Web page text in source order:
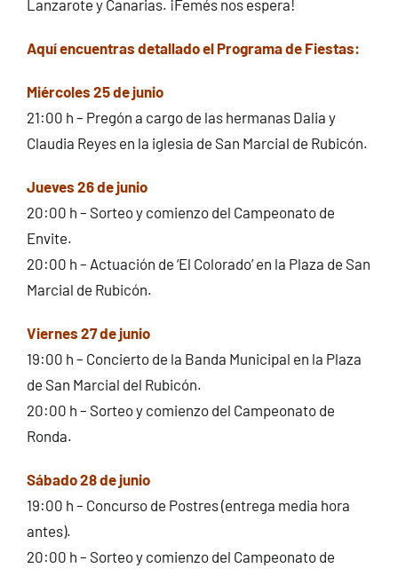
Lanzarote y Canarias. ¡Femés nos espera!
Aquí encuentras detallado el Programa de Fiestas:
Miércoles 25 de junio
21:00 h – Pregón a cargo de las hermanas Dalia y
Claudia Reyes en la iglesia de San Marcial de Rubicón.
Jueves 26 de junio
20:00 h – Sorteo y comienzo del Campeonato de
Envite.
20:00 h – Actuación de ‘El Colorado’ en la Plaza de San
Marcial de Rubicón.
Viernes 27 de junio
19:00 h – Concierto de la Banda Municipal en la Plaza
de San Marcial del Rubicón.
20:00 h – Sorteo y comienzo del Campeonato de
Ronda.
Sábado 28 de junio
19:00 h – Concurso de Postres (entrega media hora
antes).
20:00 h – Sorteo y comienzo del Campeonato de